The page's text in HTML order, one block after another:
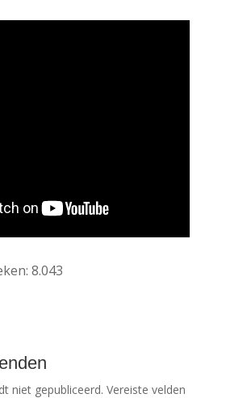
8.043
niet gepubliceerd. Vereiste velden